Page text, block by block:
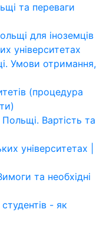
та переваги
для іноземців
університетах
Умови отримання,
(процедура
Вартість та
університетах |
та необхідні
- як